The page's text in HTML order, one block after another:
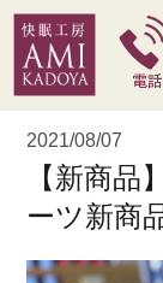
快眠枕
2021/08/07
【新商品
ーツ新商